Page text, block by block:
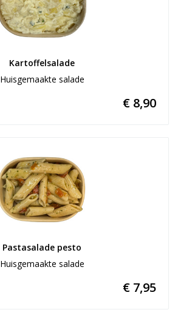
Kartoffelsalade
Huisgemaakte salade
€ 8,90
Pastasalade pesto
Huisgemaakte salade
€ 7,95